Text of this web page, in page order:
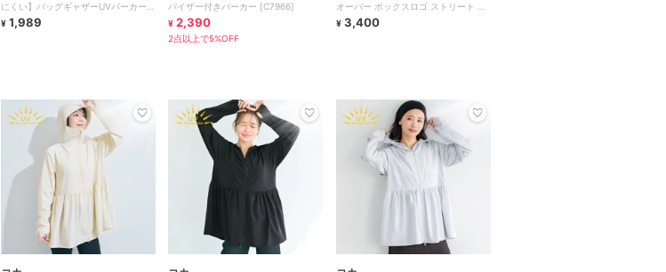
にくい】バッグギャザーUVパーカー
全4色
¥ 1,989
バイザー付きパーカー [C7966]
¥ 2,390
2点以上で5%OFF
オーバー ボックスロゴ ストリート 長
袖 大きいサイズ 5色
¥ 3,400